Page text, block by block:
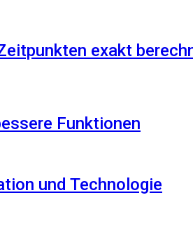
exakt
Funktionen
und Technologie